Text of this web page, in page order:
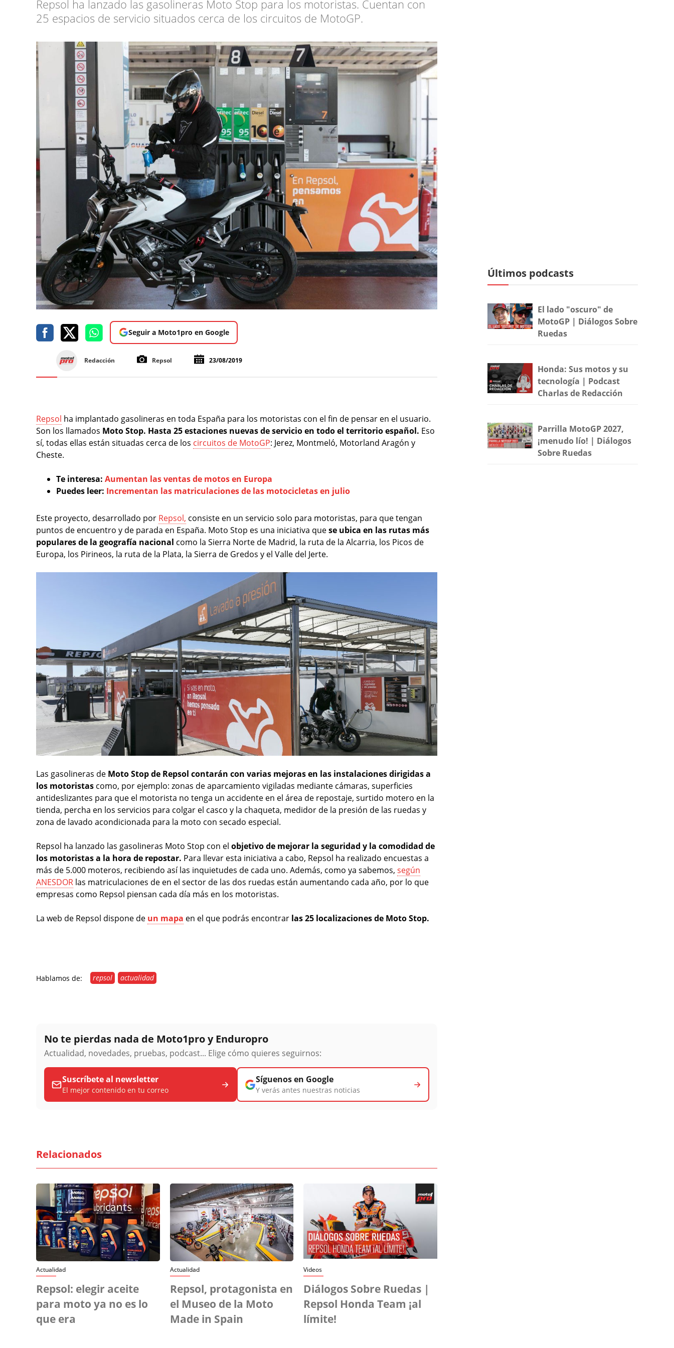
Repsol ha lanzado las gasolineras Moto Stop para los motoristas. Cuentan con
25 espacios de servicio situados cerca de los circuitos de MotoGP.
Seguir a Moto1pro en Google
Redacción Repsol 23/08/2019
Repsol ha implantado gasolineras en toda España para los motoristas con el fin de pensar en el usuario.
Son los llamados Moto Stop. Hasta 25 estaciones nuevas de servicio en todo el territorio español. Eso
sí, todas ellas están situadas cerca de los circuitos de MotoGP: Jerez, Montmeló, Motorland Aragón y
Cheste.
Te interesa: Aumentan las ventas de motos en Europa
Puedes leer: Incrementan las matriculaciones de las motocicletas en julio
Este proyecto, desarrollado por Repsol, consiste en un servicio solo para motoristas, para que tengan
puntos de encuentro y de parada en España. Moto Stop es una iniciativa quese ubica en las rutas más
populares de la geografía nacional como la Sierra Norte de Madrid, la ruta de la Alcarria, los Picos de
Europa, los Pirineos, la ruta de la Plata, la Sierra de Gredos y el Valle del Jerte.
Las gasolineras de Moto Stop de Repsol contarán con varias mejoras en las instalaciones dirigidas a
los motoristas como, por ejemplo: zonas de aparcamiento vigiladas mediante cámaras, superficies
antideslizantes para que el motorista no tenga un accidente en el área de repostaje, surtido motero en la
tienda, percha en los servicios para colgar el casco y la chaqueta, medidor de la presión de las ruedas y
zona de lavado acondicionada para la moto con secado especial.
Repsol ha lanzado las gasolineras Moto Stop con el objetivo de mejorar la seguridad y la comodidad de
los motoristas a la hora de repostar. Para llevar esta iniciativa a cabo, Repsol ha realizado encuestas a
más de 5.000 moteros, recibiendo así las inquietudes de cada uno. Además, como ya sabemos, según
ANESDOR las matriculaciones de en el sector de las dos ruedas están aumentando cada año, por lo que
empresas como Repsol piensan cada día más en los motoristas.
La web de Repsol dispone de un mapa en el que podrás encontrar las 25 localizaciones de Moto Stop.
Hablamos de: repsol actualidad
No te pierdas nada de Moto1pro y Enduropro
Actualidad, novedades, pruebas, podcast... Elige cómo quieres seguirnos:
Suscríbete al newsletter
El mejor contenido en tu correo
Síguenos en Google
Y verás antes nuestras noticias
Relacionados
Actualidad
Repsol: elegir aceite
para moto ya no es lo
que era
Actualidad
Repsol, protagonista en
el Museo de la Moto
Made in Spain
Videos
Diálogos Sobre Ruedas |
Repsol Honda Team ¡al
límite!
Últimos podcasts
El lado "oscuro" de
MotoGP | Diálogos Sobre
Ruedas
Honda: Sus motos y su
tecnología | Podcast
Charlas de Redacción
Parrilla MotoGP 2027,
¡menudo lío! | Diálogos
Sobre Ruedas